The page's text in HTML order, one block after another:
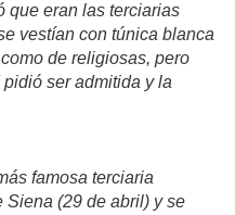
que eran las terciarias
vestían con túnica blanca
de religiosas, pero
ser admitida y la
famosa terciaria
(29 de abril) y se